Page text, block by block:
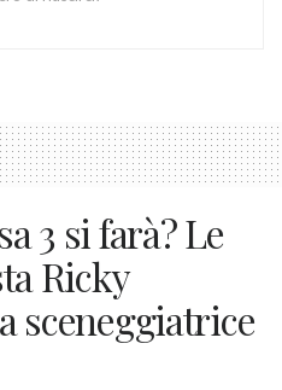
3 si farà? Le
Ricky
sceneggiatrice